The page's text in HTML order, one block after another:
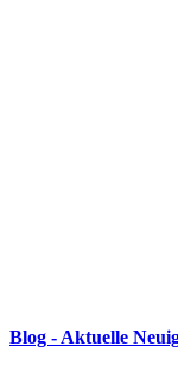
Blog - Aktuelle